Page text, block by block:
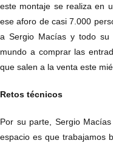
este montaje se realiza en
ese aforo de casi 7.000
a Sergio Macías y todo
mundo a comprar las
que salen a la venta este
Retos técnicos
Por su parte, Sergio
espacio es que trabajamos